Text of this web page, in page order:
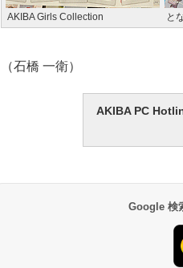
AKIBA Girls Collection と
（石橋 一衛）
AKIBA PC
Google 検